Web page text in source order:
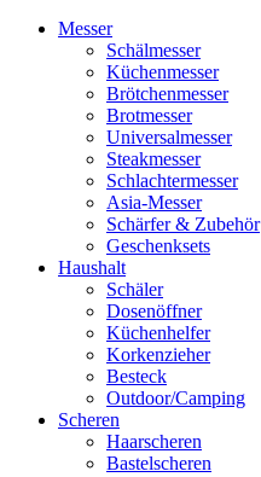
Messer
Schälmesser
Küchenmesser
Brötchenmesser
Brotmesser
Universalmesser
Steakmesser
Schlachtermesser
Asia-Messer
Schärfer & Zubehör
Geschenksets
Haushalt
Schäler
Dosenöffner
Küchenhelfer
Korkenzieher
Besteck
Outdoor/Camping
Scheren
Haarscheren
Bastelscheren